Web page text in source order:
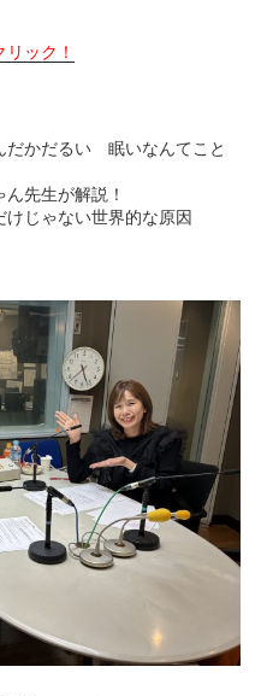
ック！
だかだるい 眠いなんてこと
先生が解説！
じゃない世界的な原因